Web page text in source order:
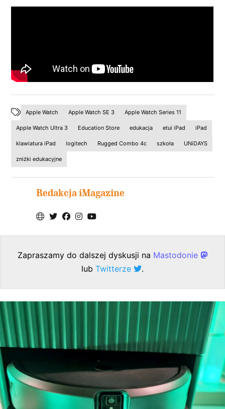
Apple Watch Apple Watch SE 3 Apple Watch Series 11
Apple Watch Ultra 3 Education Store edukacja etui iPad iPad
klawiatura iPad logitech Rugged Combo 4c szkoła UNiDAYS
zniżki edukacyjne
Redakcja iMagazine
Zapraszamy do dalszej dyskusji na Mastodonie
lub Twitterze .